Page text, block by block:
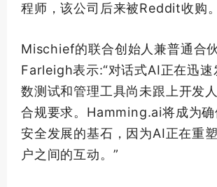
程师，该公司后来被Reddit收购。
Mischief的联合创始人兼普通合
Farleigh表示:“对话式AI正在迅速
数测试和管理工具尚未跟上开发
合规要求。Hamming.ai将成为确
安全发展的基石，因为AI正在重
户之间的互动。”